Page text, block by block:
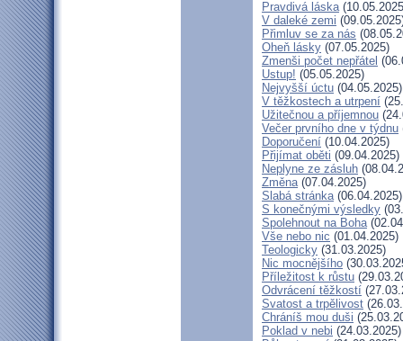
Pravdivá láska
V daleké zemi
Přimluv se za nás
Oheň lásky (07.05.2025)
Zmenši počet nepřátel
Ustup! (05.05.2025)
Nejvyšší úctu (04.05.2025)
V těžkostech a utrpení
Užitečnou a příjemnou
Večer prvního dne v týdnu
Doporučení (10.04.2025)
Přijímat oběti (09.04.2025)
Neplyne ze zásluh
Změna(07.04.2025)
Slabá stránka(06.04.2025)
S konečnými výsledky
Spolehnout na Boha
Vše nebo nic (01.04.2025)
Teologicky (31.03.2025)
Nic mocnějšího
Příležitost k růstu
Odvrácení těžkostí
Svatost a trpělivost
Chráníš mou duši
Poklad v nebi (24.03.2025)